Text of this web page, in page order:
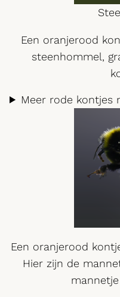
Een oranjerood
steenhommel,
Meer rode kontjes
Een oranjerood
Hier zijn de